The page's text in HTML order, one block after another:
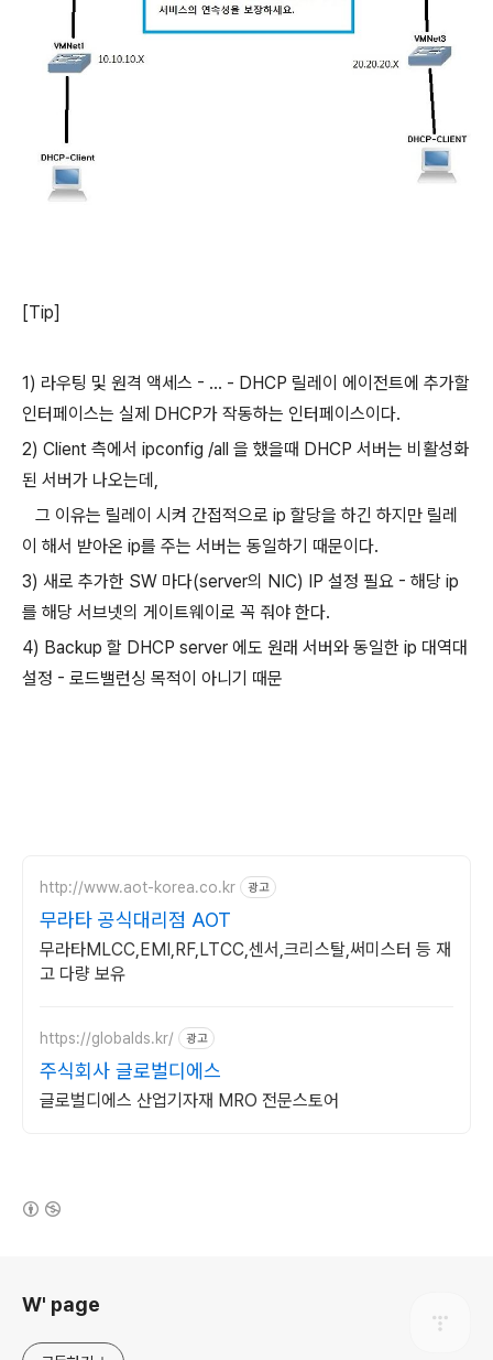
[Tip]
1) 라우팅 및 원격 액세스 - ... - DHCP 릴레이 에이전트에 추가할
인터페이스는 실제 DHCP가 작동하는 인터페이스이다.
2) Client 측에서 ipconfig /all 을 했을때 DHCP 서버는 비활성화
된 서버가 나오는데,
그 이유는 릴레이 시켜 간접적으로 ip 할당을 하긴 하지만 릴레
이 해서 받아온 ip를 주는 서버는 동일하기 때문이다.
3) 새로 추가한 SW 마다(server의 NIC) IP 설정 필요 - 해당 ip
를 해당 서브넷의 게이트웨이로 꼭 줘야 한다.
4) Backup 할 DHCP server 에도 원래 서버와 동일한 ip 대역대
설정 - 로드밸런싱 목적이 아니기 때문
http://www.aot-korea.co.kr 광고
무라타 공식대리점 AOT
무라타MLCC,EMI,RF,LTCC,센서,크리스탈,써미스터 등 재
고 다량 보유
https://globalds.kr/ 광고
주식회사 글로벌디에스
글로벌디에스 산업기자재 MRO 전문스토어
W' page